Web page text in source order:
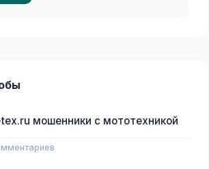
мошенники с мототехникой